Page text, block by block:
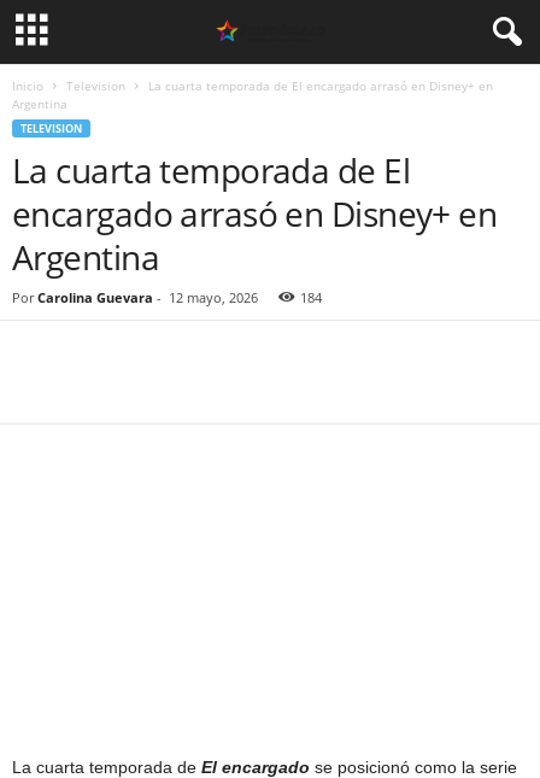
Inicio Television
La cuarta temporada de El encargado arrasó en Disney+ en
Argentina
TELEVISION
La cuarta temporada de El
encargado arrasó en Disney+ en
Argentina
Por Carolina Guevara - 12 mayo, 2026 184
La cuarta temporada de El encargado se posicionó como la serie